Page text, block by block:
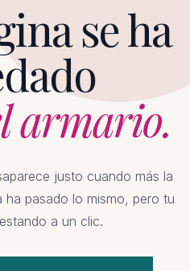
se ha
armario.
justo cuando más la
ha pasado lo mismo, pero tu
a un clic.